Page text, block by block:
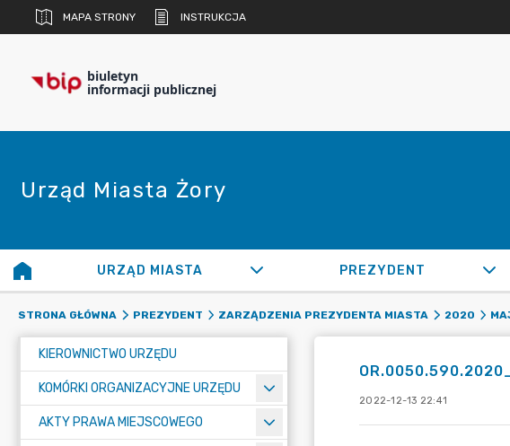
MAPA STRONY INSTRUKCJA
biuletyn
informacji publicznej
Urząd Miasta Żory
URZĄD MIASTA PREZYDENT
STRONA GŁÓWNA PREZYDENT ZARZĄDZENIA PREZYDENTA MIASTA 2020
KIEROWNICTWO URZĘDU
KOMÓRKI ORGANIZACYJNE URZĘDU
AKTY PRAWA MIEJSCOWEGO
2022-12-13 22:41